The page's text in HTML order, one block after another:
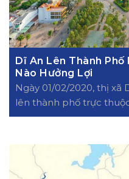
Dĩ An Lên Thành
Nào Hưởng Lợi
Ngày 01/02/2020, thị xã
lên thành phố trực